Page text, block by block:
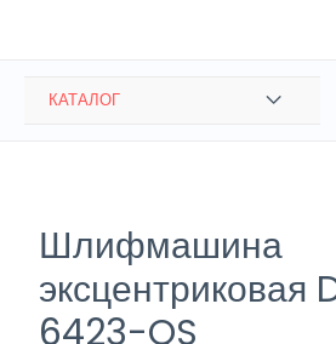
КАТАЛОГ
Шлифмашина
эксцентриковая
6423-QS